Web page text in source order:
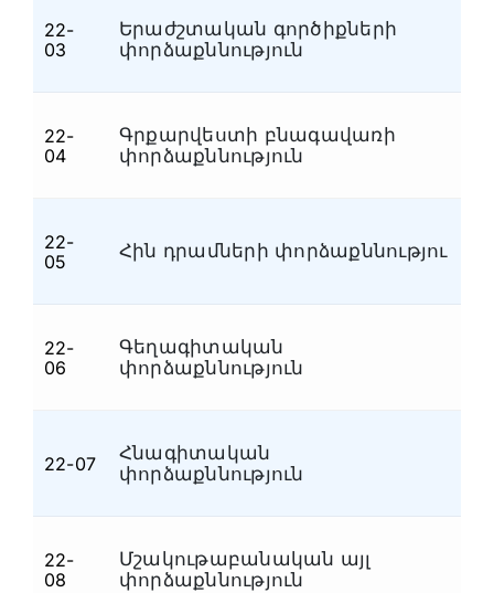
22-
03
Երաժշտական գործիքների
փորձաքննություն
22-
04
Գրքարվեստի բնագավառի
փորձաքննություն
22-
05
Հին դրամների փորձաքննությու
22-
06
Գեղագիտական
փորձաքննություն
22-07
Հնագիտական
փորձաքննություն
22-
08
Մշակութաբանական այլ
փորձաքննություն